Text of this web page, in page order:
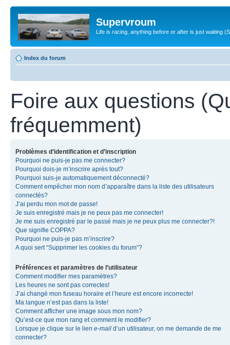
Supervroum
Life is racing, anything before or after is just waiting
Index du forum
Foire aux questions
fréquemment)
Problèmes d’identification et d’inscription
Pourquoi ne puis-je pas me connecter?
Pourquoi dois-je m’inscrire après tout?
Pourquoi suis-je automatiquement déconnecté?
Comment empêcher mon nom d’apparaître dans la liste des utilisateurs
connectés?
J’ai perdu mon mot de passe!
Je suis enregistré mais je ne peux pas me connecter!
Je me suis enregistré par le passé mais je ne peux plus me connecter?!
Que signifie COPPA?
Pourquoi ne puis-je pas m’inscrire?
A quoi sert “Supprimer les cookies du forum”?
Préférences et paramètres de l’utilisateur
Comment modifier mes paramètres?
Les heures ne sont pas correctes!
J’ai changé mon fuseau horaire et l’heure est encore incorrecte!
Ma langue n’est pas dans la liste!
Comment afficher une image sous mon nom?
Qu’est-ce que mon rang et comment le modifier?
Lorsque je clique sur le lien e-mail d’un utilisateur, on me demande de me
connecter?